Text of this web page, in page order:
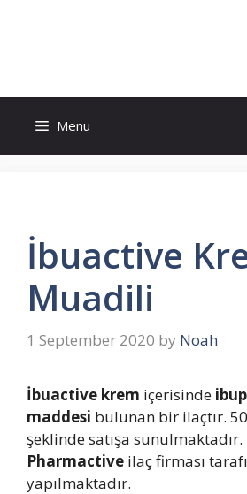
Menu
İbuactive
Muadili
1 September 2020 by Noah
İbuactive krem içerisinde
maddesi bulunan bir ilaçtır.
şeklinde satışa sunulmaktadır.
Pharmactive ilaç firması
yapılmaktadır.